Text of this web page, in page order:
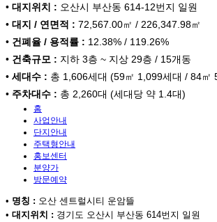
• 대지위치 : 오산시 부산동 614-12번지 일원
• 대지 / 연면적 : 72,567.00㎡ / 226,347.98㎡
• 건폐율 / 용적률 : 12.38% / 119.26%
• 건축규모 : 지하 3층 ~ 지상 29층 / 15개동
• 세대수 : 총 1,606세대 (59㎡ 1,099세대 / 84㎡
• 주차대수 : 총 2,260대 (세대당 약 1.4대)
홈
사업안내
단지안내
주택형안내
홍보센터
분양가
방문예약
• 명칭 : 오산 센트럴시티 운암뜰
• 대지위치 : 경기도 오산시 부산동 614번지 일원